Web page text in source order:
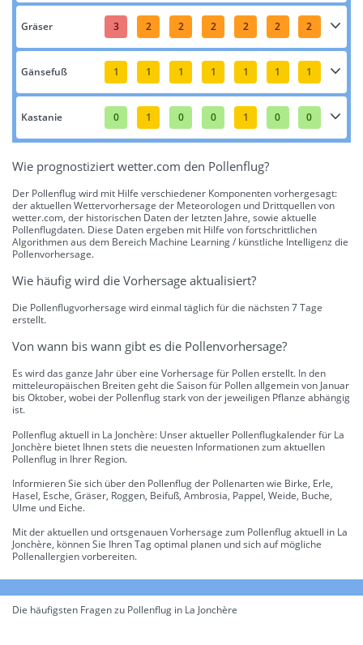
Gräser 3 2 2 2 2 2 2
Gänsefuß 1 1 1 1 1 1 1
Kastanie 0 1 0 0 1 0 0
Wie prognostiziert wetter.com den Pollenflug?
Der Pollenflug wird mit Hilfe verschiedener Komponenten vorhergesagt:
der aktuellen Wettervorhersage der Meteorologen und Drittquellen von
wetter.com, der historischen Daten der letzten Jahre, sowie aktuelle
Pollenflugdaten. Diese Daten ergeben mit Hilfe von fortschrittlichen
Algorithmen aus dem Bereich Machine Learning / künstliche Intelligenz die
Pollenvorhersage.
Wie häufig wird die Vorhersage aktualisiert?
Die Pollenflugvorhersage wird einmal täglich für die nächsten 7 Tage
erstellt.
Von wann bis wann gibt es die Pollenvorhersage?
Es wird das ganze Jahr über eine Vorhersage für Pollen erstellt. In den
mitteleuropäischen Breiten geht die Saison für Pollen allgemein von Januar
bis Oktober, wobei der Pollenflug stark von der jeweiligen Pflanze abhängig
ist.
Pollenflug aktuell in La Jonchère: Unser aktueller Pollenflugkalender für La
Jonchère bietet Ihnen stets die neuesten Informationen zum aktuellen
Pollenflug in Ihrer Region.
Informieren Sie sich über den Pollenflug der Pollenarten wie Birke, Erle,
Hasel, Esche, Gräser, Roggen, Beifuß, Ambrosia, Pappel, Weide, Buche,
Ulme und Eiche.
Mit der aktuellen und ortsgenauen Vorhersage zum Pollenflug aktuell in La
Jonchère, können Sie Ihren Tag optimal planen und sich auf mögliche
Pollenallergien vorbereiten.
Die häufigsten Fragen zu Pollenflug in La Jonchère